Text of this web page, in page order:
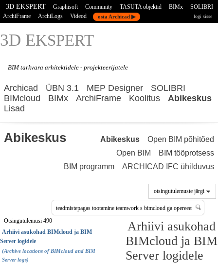
3D EKSPERT Graphisoft Community TASUTA objektid BIMx
SOLIBRI
ArchiFrame
ArchiLogs Videod osta Archicad ▶ logi sisse
3D EKSPERT
BIM tarkvara arhitektidele - projekteerijatele
Archicad ÜBN 3.1 MEP Designer
SOLIBRI
BIMcloud
BIMx ArchiFrame Koolitus
Abikeskus
Lisad
Abikeskus Abikeskus
Open BIM põhitõed
Open BIM
BIM tööprotsess
BIM programm
ARCHICAD IFC ühilduvus
otsingutulemuste järgi
Otsingutulemusi 490
Arhiivi asukohad BIMcloud ja BIM
Server logidele
(Archive locations of BIMcloud and BIM
Server logs)
Arhiivi asukohad
BIMcloud ja BIM
Server logidele